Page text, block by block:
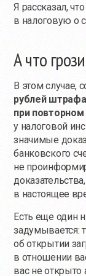
Я рассказал,
в налоговую о
А что
В этом случае,
рублей
при
у налоговой
значимые
банковского
не
в настоящее
Есть еще один
задумывается:
об открытии
в отношении
вас не открыто